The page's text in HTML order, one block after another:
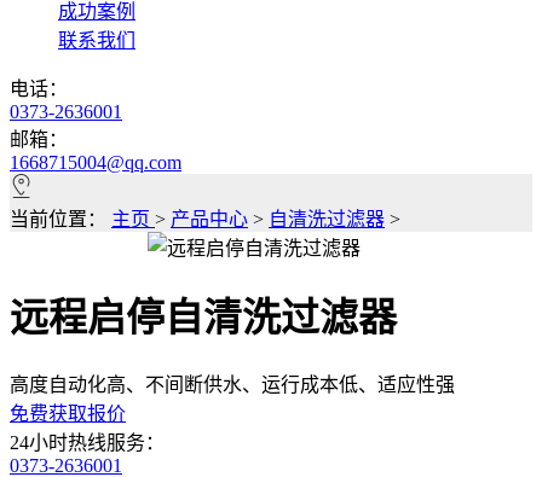
成功案例
联系我们
电话：
0373-2636001
邮箱：
1668715004@qq.com
当前位置： 主页 > 产品中心 > 自清洗过滤器 >
远程启停自清洗过滤器
高度自动化高、不间断供水、运行成本低、适应性强
免费获取报价
24小时热线服务：
0373-2636001